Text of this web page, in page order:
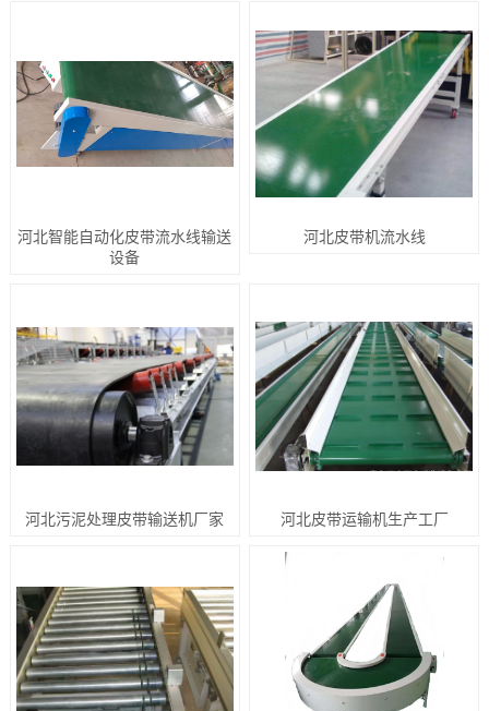
河北智能自动化皮带流水线输送
设备
河北皮带机流水线
河北污泥处理皮带输送机厂家 河北皮带运输机生产工厂